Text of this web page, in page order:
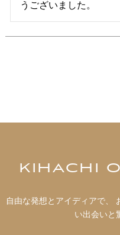
うございました。
KIHACHI
自由な発想とアイディアで、
い出会いと